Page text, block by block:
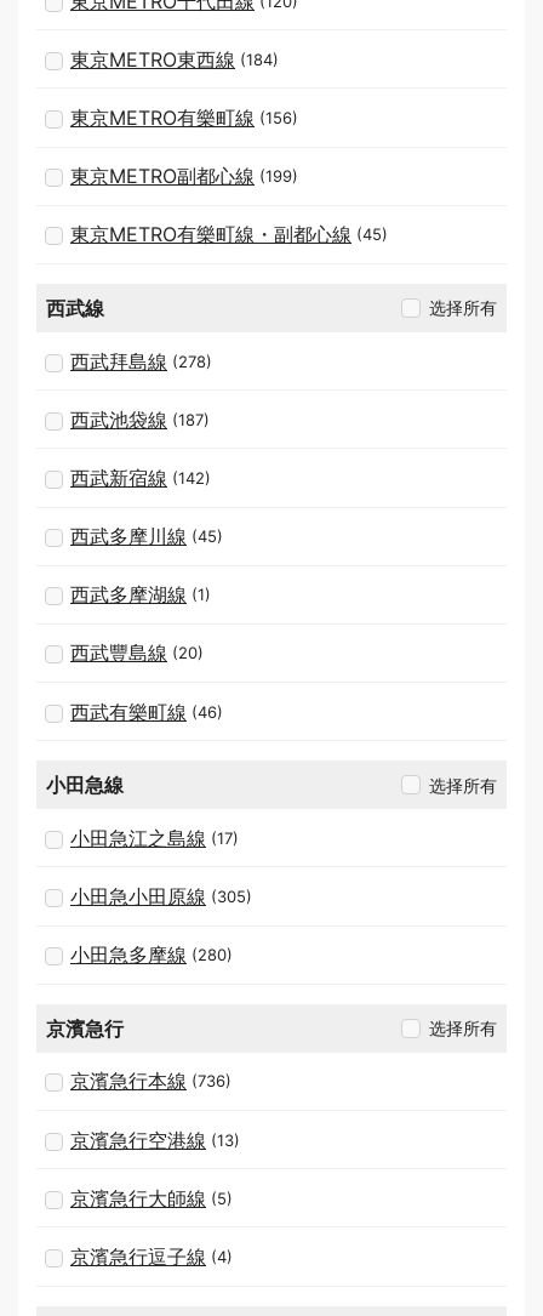
東京METRO東西線 (184)
東京METRO有樂町線 (156)
東京METRO副都心線 (199)
東京METRO有樂町線・副都心線 (45)
西武線 选择所有
西武拜島線 (278)
西武池袋線 (187)
西武新宿線 (142)
西武多摩川線 (45)
西武多摩湖線 (1)
西武豐島線 (20)
西武有樂町線 (46)
小田急線 选择所有
小田急江之島線 (17)
小田急小田原線 (305)
小田急多摩線 (280)
京濱急行 选择所有
京濱急行本線 (736)
京濱急行空港線 (13)
京濱急行大師線 (5)
京濱急行逗子線 (4)